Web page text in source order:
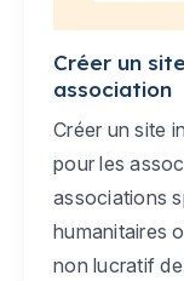
Créer un
association
Créer un site
pour les
associations
humanitaires
non lucratif